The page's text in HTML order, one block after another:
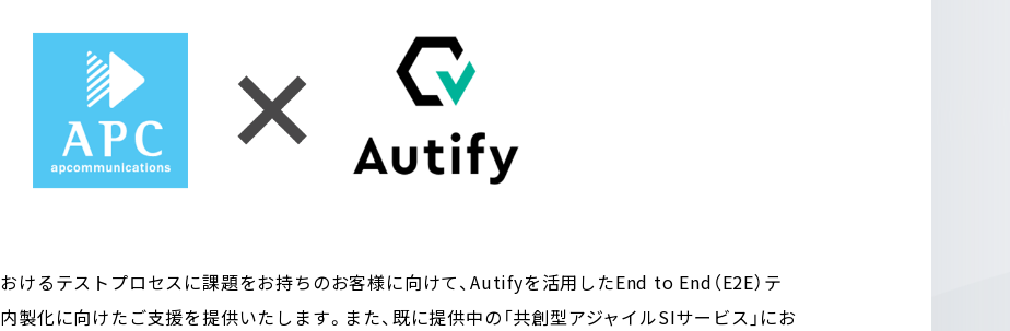
けるテストプロセスに課題をお持ちのお客様に向けて、Autifyを活用したEnd to End（E2E）テ
製化に向けたご支援を提供いたします。また、既に提供中の「共創型アジャイルSIサービス」にお